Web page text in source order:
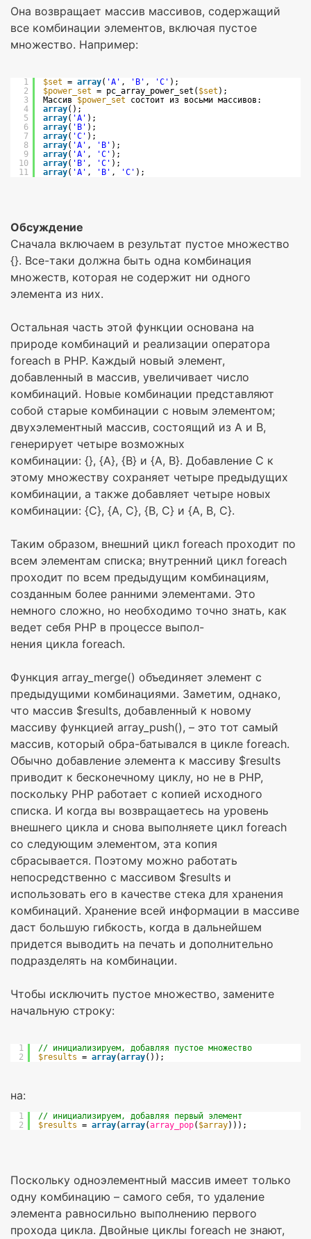
Она возвращает массив массивов, содержащий
все комбинации элементов, включая пустое
множество. Например:
1
2
3
4
5
6
7
8
9
10
11
$set = array( 'A' , 'B' , 'C' );
$power_set = pc_array_power_set( $set );
Массив $power_set
состоит из восьми массивов:
array();
array( 'A' );
array( 'B' );
array( 'C' );
array( 'A' , 'B' );
array( 'A' , 'C' );
array( 'B' , 'C' );
array( 'A' , 'B' , 'C' );
Обсуждение
Сначала включаем в результат пустое множество
{}. Все-таки должна быть одна комбинация
множеств, которая не содержит ни одного
элемента из них.
Остальная часть этой функции основана на
природе комбинаций и реализации оператора
foreach в PHP. Каждый новый элемент,
добавленный в массив, увеличивает число
комбинаций. Новые комбинации представляют
собой старые комбинации с новым элементом;
двухэлементный массив, состоящий из A и B,
генерирует четыре возможных
комбинации: {}, {A}, {B} и {A, B}. Добавление C к
этому множеству сохраняет четыре предыдущих
комбинации, а также добавляет четыре новых
комбинации: {C}, {A, C}, {B, C} и {A, B, C}.
Таким образом, внешний цикл foreach проходит по
всем элементам списка; внутренний цикл foreach
проходит по всем предыдущим комбинациям,
созданным более ранними элементами. Это
немного сложно, но необходимо точно знать, как
ведет себя PHP в процессе выпол-
нения цикла foreach.
Функция array_merge() объединяет элемент с
предыдущими комбинациями. Заметим, однако,
что массив $results, добавленный к новому
массиву функцией array_push(), – это тот самый
массив, который обра-батывался в цикле foreach.
Обычно добавление элемента к массиву $results
приводит к бесконечному циклу, но не в PHP,
поскольку PHP работает с копией исходного
списка. И когда вы возвращаетесь на уровень
внешнего цикла и снова выполняете цикл foreach
со следующим элементом, эта копия
сбрасывается. Поэтому можно работать
непосредственно с массивом $results и
использовать его в качестве стека для хранения
комбинаций. Хранение всей информации в массиве
даст большую гибкость, когда в дальнейшем
придется выводить на печать и дополнительно
подразделять на комбинации.
Чтобы исключить пустое множество, замените
начальную строку:
1
2
// инициализируем, добавляя пустое множество
$results = array(array());
на:
1
2
// инициализируем, добавляя первый элемент
$results = array(array(array_pop( $array)));
Поскольку одноэлементный массив имеет только
одну комбинацию – самого себя, то удаление
элемента равносильно выполнению первого
прохода цикла. Двойные циклы foreach не знают,